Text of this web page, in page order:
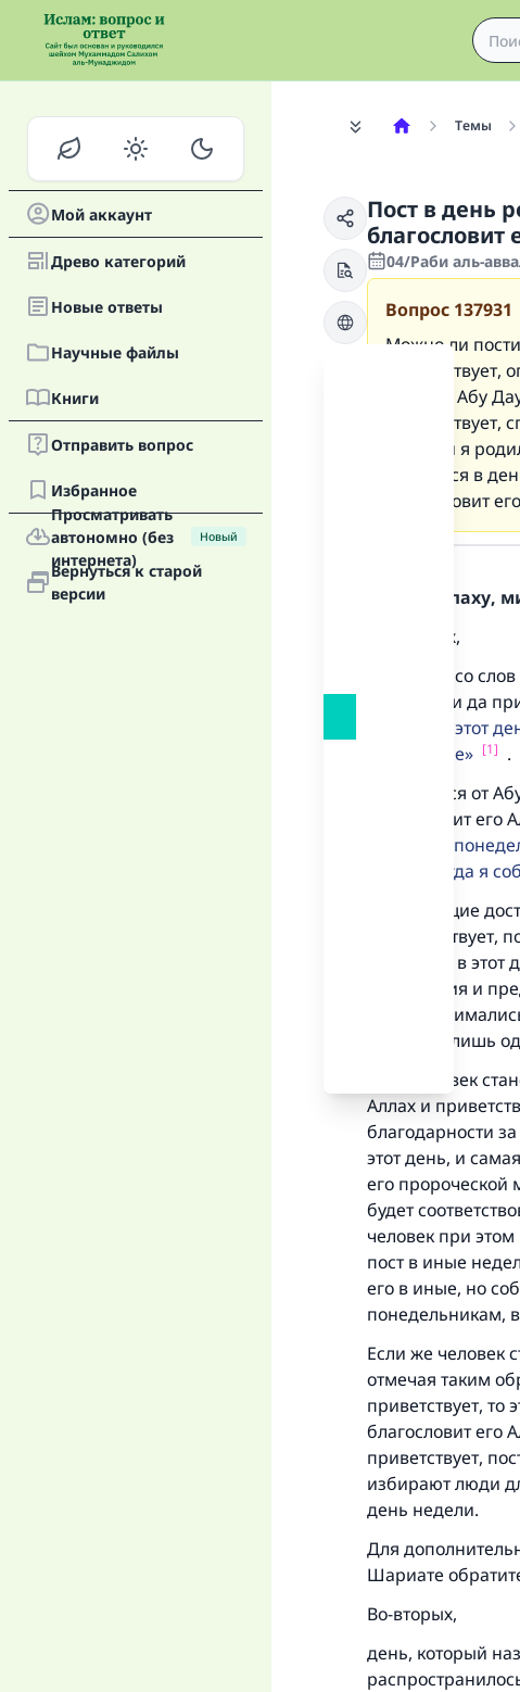
Мой аккаунт
Древо категорий
Новые oтветы
Научные файлы
Книги
Отправить вопрос
Избранное
Просматривать
автономно (без
интернета)
Новый
Вернуться к старой
версии
Темы
Пост в день
благословит
04/Раби аль-
Вопрос 137931
Можно ли
Насаи и Абу
который я
поститься в
благословит
Хвала Аллаху,
Во-первых,
передают со
его Аллах и да
В этот
откровение
[1] .
Передается от
благословит его
(Аллаху) в
время, когда я
Предыдущие
и приветствует,
рождения в этот
Откровения и
дела
этот день лишь
Если человек
Аллах и
благодарности
этот день, и
его пророческой
будет
человек при
пост в иные
его в иные, но
понедельникам,
Если же человек
отмечая таким
приветствует,
благословит его
приветствует,
избирают люди
день недели.
Для
Шариате
Во-вторых,
день, который